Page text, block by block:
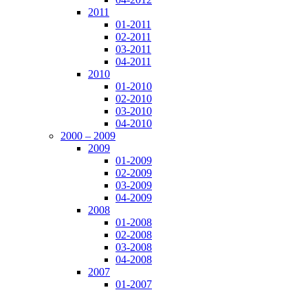
2011
01-2011
02-2011
03-2011
04-2011
2010
01-2010
02-2010
03-2010
04-2010
2000 – 2009
2009
01-2009
02-2009
03-2009
04-2009
2008
01-2008
02-2008
03-2008
04-2008
2007
01-2007